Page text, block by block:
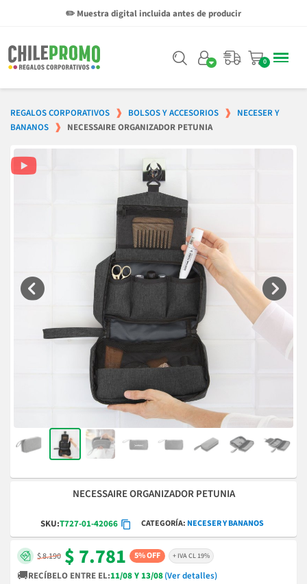
✏️ Muestra digital incluida antes de producir
REGALOS CORPORATIVOS BOLSOS Y ACCESORIOS
NECESER Y
BANANOS
NECESSAIRE ORGANIZADOR PETUNIA
NECESSAIRE ORGANIZADOR PETUNIA
SKU:T727-01-42066 CATEGORÍA NECESER Y BANANOS
$ 8.190 $ 7.781 5% OFF + IVA CL 19%
🚚RECÍBELO ENTRE EL:11/08 Y 13/08(Ver detalles)